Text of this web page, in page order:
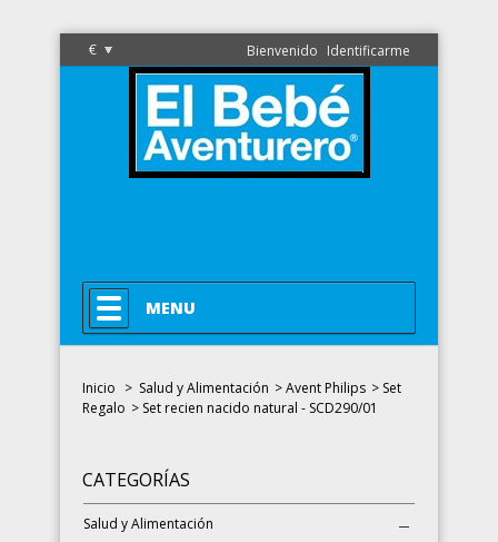
€ Bienvenido Identificarme
MENU
Inicio > Salud y Alimentación >Avent Philips > Set
Regalo > Set recien nacido natural - SCD290/01
CATEGORÍAS
Salud y Alimentación